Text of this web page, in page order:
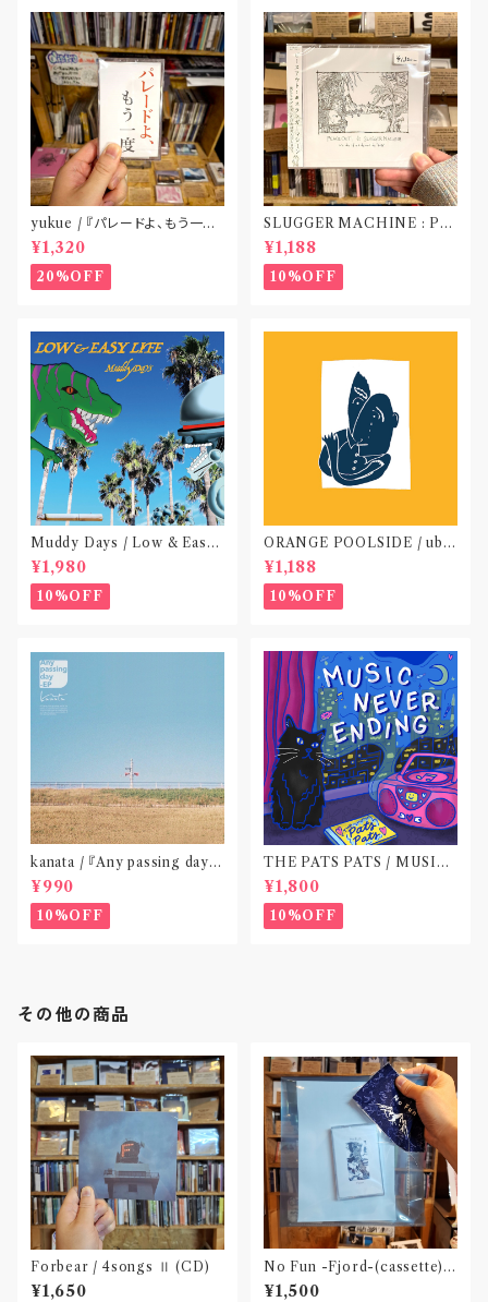
yukue / 『パレードよ、もう一度』
(TAPE)
¥1,320
20%OFF
SLUGGER MACHINE : PE
ACE OUT! / we die if we d
o not do “DIG”(SPLIT CD)
〝横浜&札幌〟
¥1,188
10%OFF
Muddy Days / Low & Easy
Life〝東京〟
¥1,980
10%OFF
ORANGE POOLSIDE / ubu
(CD作品)〝神奈川・厚木〟
¥1,188
10%OFF
kanata / 『Any passing day -
EP』(CD作品)〝東京〟
¥990
10%OFF
THE PATS PATS / MUSIC
NEVER ENDING(CD作品)
¥1,800
10%OFF
その他の商品
Forbear / 4songs Ⅱ (CD)
¥1,650
No Fun -Fjord-(cassette)
〝京都〟
¥1,500